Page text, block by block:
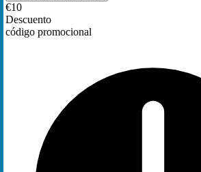
€10
Descuento
código promocional